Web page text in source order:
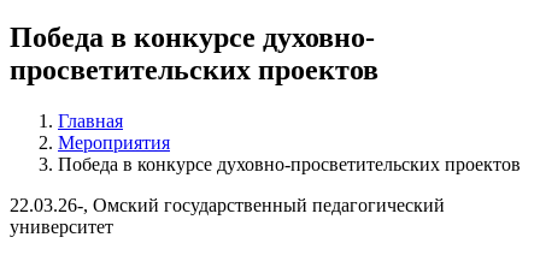
Победа в конкурсе духовно-
просветительских проектов
Главная
Мероприятия
Победа в конкурсе духовно-просветительских проектов
22.03.26-, Омский государственный педагогический
университет